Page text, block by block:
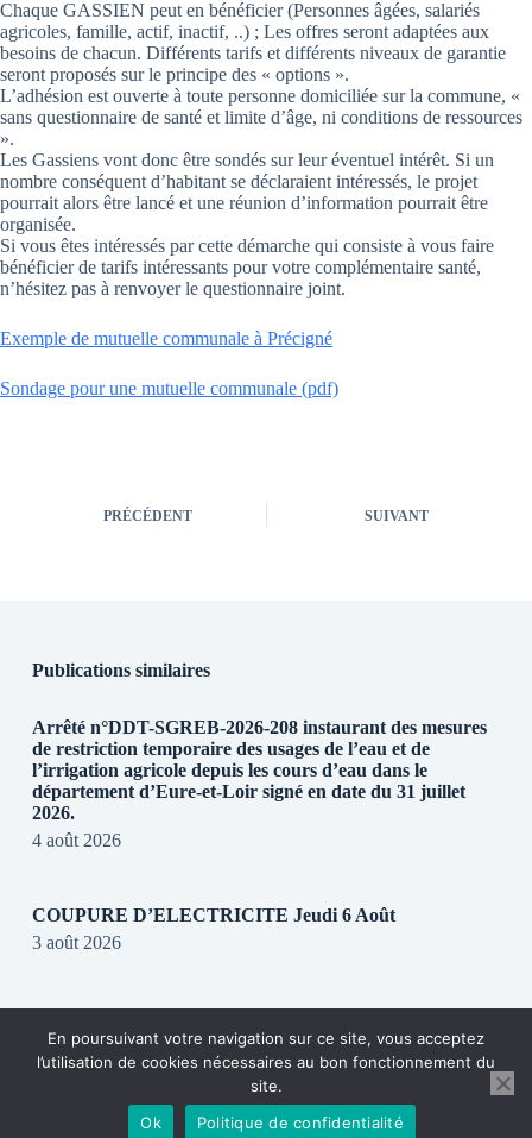
Chaque GASSIEN peut en bénéficier (Personnes âgées, salariés
agricoles, famille, actif, inactif, ..) ; Les offres seront adaptées aux
besoins de chacun. Différents tarifs et différents niveaux de garantie
seront proposés sur le principe des « options ».
L’adhésion est ouverte à toute personne domiciliée sur la commune, «
sans questionnaire de santé et limite d’âge, ni conditions de ressources
».
Les Gassiens vont donc être sondés sur leur éventuel intérêt. Si un
nombre conséquent d’habitant se déclaraient intéressés, le projet
pourrait alors être lancé et une réunion d’information pourrait être
organisée.
Si vous êtes intéressés par cette démarche qui consiste à vous faire
bénéficier de tarifs intéressants pour votre complémentaire santé,
n’hésitez pas à renvoyer le questionnaire joint.
Exemple de mutuelle communale à Précigné
Sondage pour une mutuelle communale (pdf)
PRÉCÉDENT SUIVANT
Publications similaires
Arrêté n°DDT-SGREB-2026-208 instaurant des mesures
de restriction temporaire des usages de l’eau et de
l’irrigation agricole depuis les cours d’eau dans le
département d’Eure-et-Loir signé en date du 31 juillet
2026.
4 août 2026
COUPURE D’ELECTRICITE Jeudi 6 Août
3 août 2026
RD28
31 juillet 2026
En poursuivant votre navigation sur ce site, vous acceptez
l’utilisation de cookies nécessaires au bon fonctionnement du
site.
Ok
Politique de confidentialité